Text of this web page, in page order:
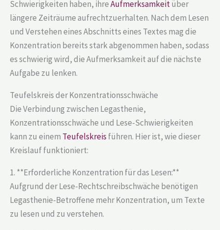
Schwierigkeiten haben, ihreAufmerksamkeitüber
längere Zeiträume aufrechtzuerhalten. Nach dem Lesen
und Verstehen eines Abschnitts eines Textes mag die
Konzentration bereits stark abgenommen haben, sodass
es schwierig wird, die Aufmerksamkeit auf die nächste
Aufgabe zu lenken.
Teufelskreis der Konzentrationsschwäche
Die Verbindung zwischen Legasthenie,
Konzentrationsschwäche und Lese-Schwierigkeiten
kann zu einem Teufelskreis führen. Hier ist, wie dieser
Kreislauf funktioniert:
1. **Erforderliche Konzentration für das Lesen:**
Aufgrund der Lese-Rechtschreibschwäche benötigen
Legasthenie-Betroffene mehr Konzentration, um Texte
zu lesen und zu verstehen.